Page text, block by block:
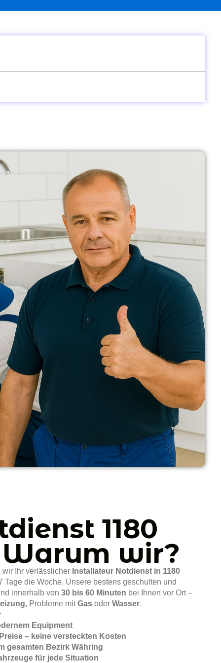
1180
wir?
Ihr verlässlicher Installateur Notdienst in 1180
Tage die Woche. Unsere bestens geschulten und
innerhalb von 30 bis 60 Minuten bei Ihnen vor Ort –
, Probleme mitGas oder Wasser.
Equipment
– keine versteckten Kosten
gesamten Bezirk Währing
für jede Situation